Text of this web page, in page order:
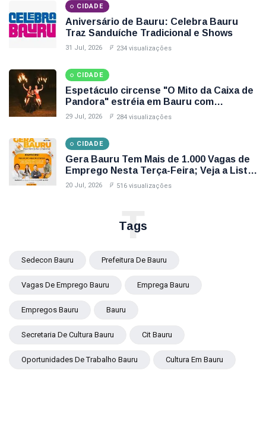
CIDADE
Aniversário de Bauru: Celebra Bauru
Traz Sanduíche Tradicional e Shows
31 Jul, 2026 234 visualizações
CIDADE
Espetáculo circense "O Mito da Caixa de
Pandora" estréia em Bauru com
apresentações gratuitas
29 Jul, 2026 284 visualizações
CIDADE
Gera Bauru Tem Mais de 1.000 Vagas de
Emprego Nesta Terça-Feira; Veja a Lista
Completa
20 Jul, 2026 516 visualizações
Tags
T
Sedecon Bauru Prefeitura De Bauru
Vagas De Emprego Bauru Emprega Bauru
Empregos Bauru Bauru
Secretaria De Cultura Bauru Cit Bauru
Oportunidades De Trabalho Bauru Cultura Em Bauru